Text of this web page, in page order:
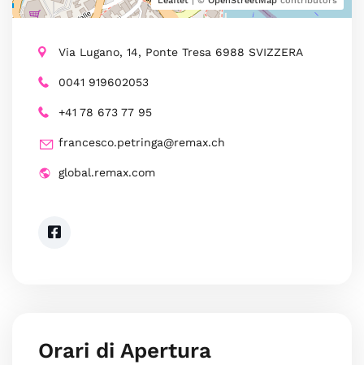
Via Lugano, 14, Ponte Tresa 6988 SVIZZERA
0041 919602053
+41 78 673 77 95
francesco.petringa@remax.ch
global.remax.com
Orari di Apertura